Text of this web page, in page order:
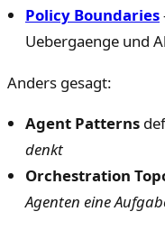
Policy Boundaries
Uebergaenge und
Anders gesagt:
Agent Patterns
denkt
Orchestration
Agenten eine